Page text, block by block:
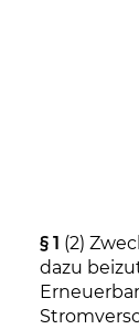
§ 1 (2)
dazu